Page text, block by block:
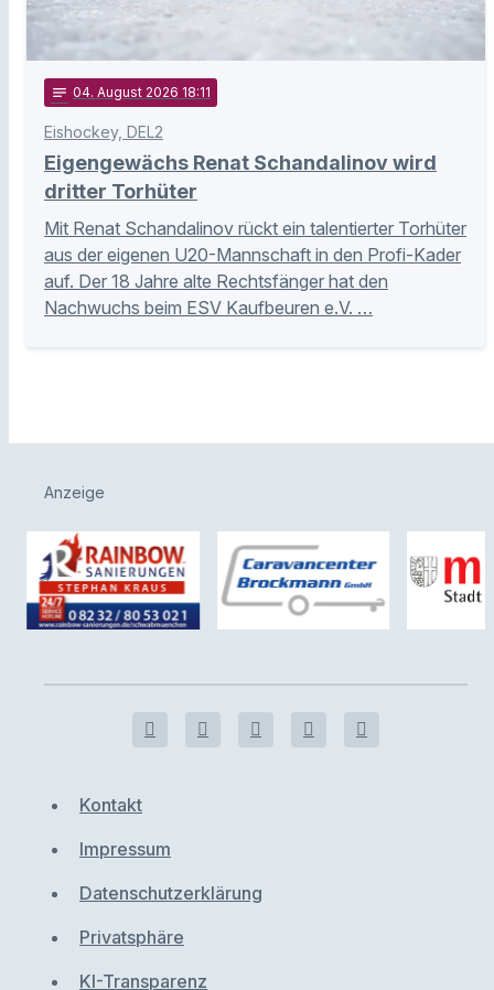
notes 04. August 2026 18:11
Eishockey, DEL2
Eigengewächs Renat Schandalinov wird
dritter Torhüter
Mit Renat Schandalinov rückt ein talentierter Torhüter
aus der eigenen U20-Mannschaft in den Profi-Kader
auf. Der 18 Jahre alte Rechtsfänger hat den
Nachwuchs beim ESV Kaufbeuren e.V. …
Anzeige
Kontakt
Impressum
Datenschutzerklärung
Privatsphäre
KI-Transparenz